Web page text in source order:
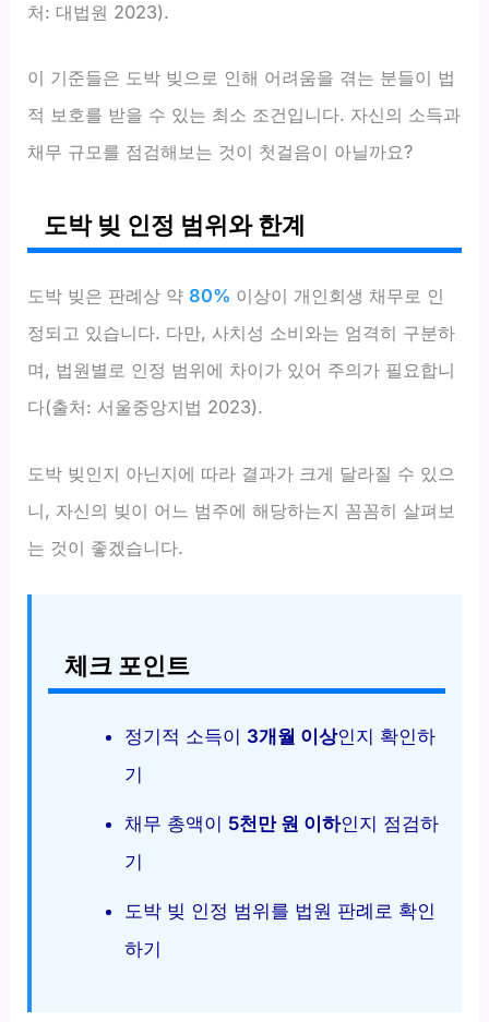
처: 대법원 2023).
이 기준들은 도박 빚으로 인해 어려움을 겪는 분들이 법
적 보호를 받을 수 있는 최소 조건입니다. 자신의 소득과
채무 규모를 점검해보는 것이 첫걸음이 아닐까요?
도박 빚 인정 범위와 한계
도박 빚은 판례상 약80% 이상이 개인회생 채무로 인
정되고 있습니다. 다만, 사치성 소비와는 엄격히 구분하
며, 법원별로 인정 범위에 차이가 있어 주의가 필요합니
다(출처: 서울중앙지법 2023).
도박 빚인지 아닌지에 따라 결과가 크게 달라질 수 있으
니, 자신의 빚이 어느 범주에 해당하는지 꼼꼼히 살펴보
는 것이 좋겠습니다.
체크 포인트
정기적 소득이 3개월 이상인지 확인하
기
채무 총액이 5천만 원 이하인지 점검하
기
도박 빚 인정 범위를 법원 판례로 확인
하기